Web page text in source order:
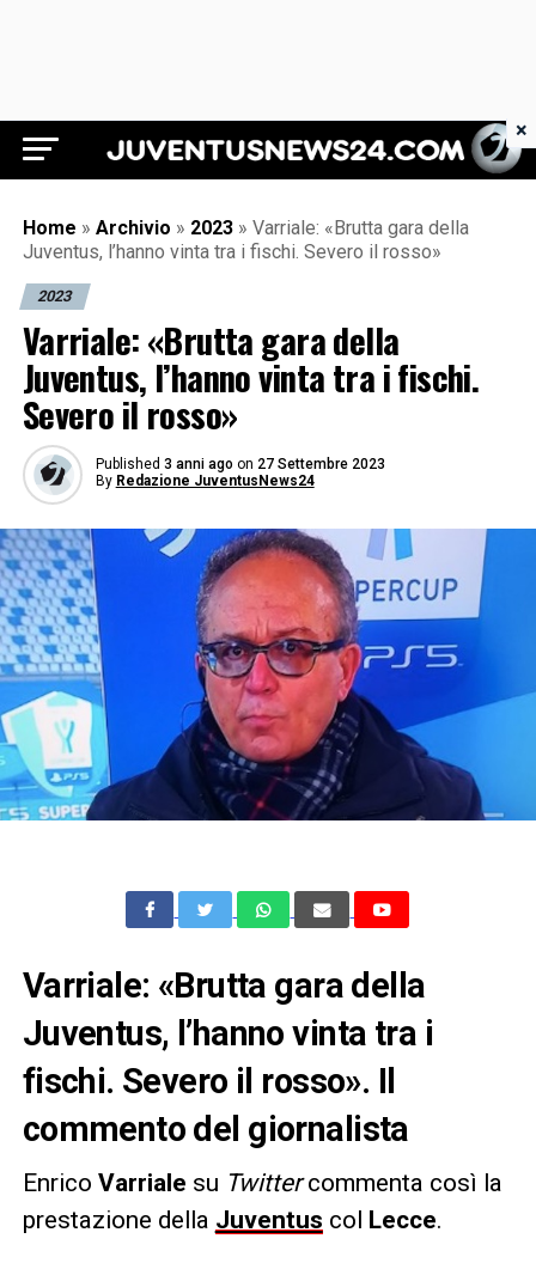
Juventus News 24
Home » Archivio » 2023 » Varriale: «Brutta gara della
Juventus, l’hanno vinta tra i fischi. Severo il rosso»
2023
Varriale: «Brutta gara della
Juventus, l’hanno vinta tra i fischi.
Severo il rosso»
Published 3 anni ago on 27 Settembre 2023
By Redazione JuventusNews24
Varriale: «Brutta gara della
Juventus, l’hanno vinta tra i
fischi. Severo il rosso». Il
commento del giornalista
Enrico Varriale su Twittercommenta così la
prestazione della Juventus col Lecce.
×